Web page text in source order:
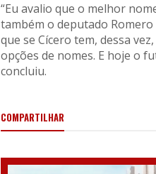
“Eu avalio que o melhor
também o deputado
que se Cícero tem, dessa
opções de nomes. E hoje o
concluiu.
COMPARTILHAR